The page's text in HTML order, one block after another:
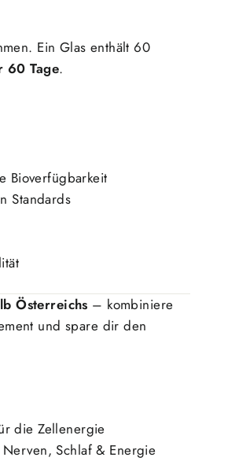
Ein Glas enthält 60
60 Tage.
Bioverfügbarkeit
Standards
Österreichs – kombiniere
und spare dir den
die Zellenergie
Schlaf & Energie